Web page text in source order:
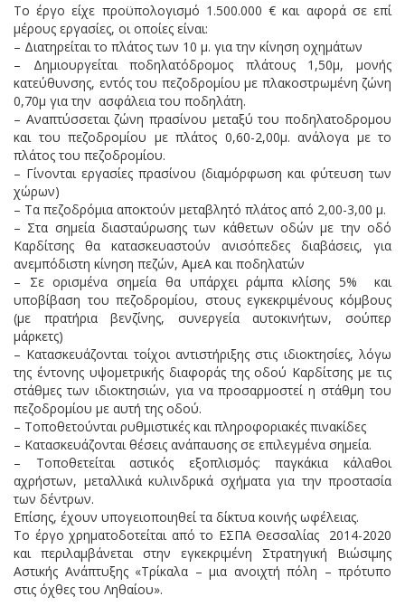
Το έργο είχε προϋπολογισμό 1.500.000 € και αφορά σε επί
μέρους εργασίες, οι οποίες είναι:
– Διατηρείται το πλάτος των 10 μ. για την κίνηση οχημάτων
– Δημιουργείται ποδηλατόδρομος πλάτους 1,50μ, μονής
κατεύθυνσης, εντός του πεζοδρομίου με πλακοστρωμένη ζώνη
0,70μ για την ασφάλεια του ποδηλάτη.
– Αναπτύσσεται ζώνη πρασίνου μεταξύ του ποδηλατοδρομου
και του πεζοδρομίου με πλάτος 0,60-2,00μ. ανάλογα με το
πλάτος του πεζοδρομίου.
– Γίνονται εργασίες πρασίνου (διαμόρφωση και φύτευση των
χώρων)
– Τα πεζοδρόμια αποκτούν μεταβλητό πλάτος από 2,00-3,00 μ.
– Στα σημεία διασταύρωσης των κάθετων οδών με την οδό
Καρδίτσης θα κατασκευαστούν ανισόπεδες διαβάσεις, για
ανεμπόδιστη κίνηση πεζών, ΑμεΑ και ποδηλατών
– Σε ορισμένα σημεία θα υπάρχει ράμπα κλίσης 5% και
υποβίβαση του πεζοδρομίου, στους εγκεκριμένους κόμβους
(με πρατήρια βενζίνης, συνεργεία αυτοκινήτων, σούπερ
μάρκετς)
– Κατασκευάζονται τοίχοι αντιστήριξης στις ιδιοκτησίες, λόγω
της έντονης υψομετρικής διαφοράς της οδού Καρδίτσης με τις
στάθμες των ιδιοκτησιών, για να προσαρμοστεί η στάθμη του
πεζοδρομίου με αυτή της οδού.
– Τοποθετούνται ρυθμιστικές και πληροφοριακές πινακίδες
– Κατασκευάζονται θέσεις ανάπαυσης σε επιλεγμένα σημεία.
– Τοποθετείται αστικός εξοπλισμός: παγκάκια κάλαθοι
αχρήστων, μεταλλικά κυλινδρικά σχήματα για την προστασία
των δέντρων.
Επίσης, έχουν υπογειοποιηθεί τα δίκτυα κοινής ωφέλειας.
Το έργο χρηματοδοτείται από το ΕΣΠΑ Θεσσαλίας 2014-2020
και περιλαμβάνεται στην εγκεκριμένη Στρατηγική Βιώσιμης
Αστικής Ανάπτυξης «Τρίκαλα – μια ανοιχτή πόλη – πρότυπο
στις όχθες του Ληθαίου».